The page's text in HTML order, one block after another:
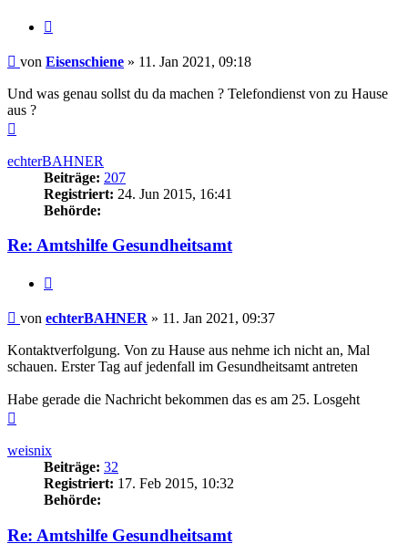
Beitrag
von Eisenschiene » 11. Jan 2021, 09:18
Und was genau sollst du da machen ? Telefondienst von zu Hause
aus ?
echterBAHNER
Beiträge: 207
Registriert: 24. Jun 2015, 16:41
Behörde:
Re: Amtshilfe Gesundheitsamt
Beitrag
von echterBAHNER » 11. Jan 2021, 09:37
Kontaktverfolgung. Von zu Hause aus nehme ich nicht an, Mal
schauen. Erster Tag auf jedenfall im Gesundheitsamt antreten
Habe gerade die Nachricht bekommen das es am 25. Losgeht
weisnix
Beiträge: 32
Registriert: 17. Feb 2015, 10:32
Behörde:
Re: Amtshilfe Gesundheitsamt